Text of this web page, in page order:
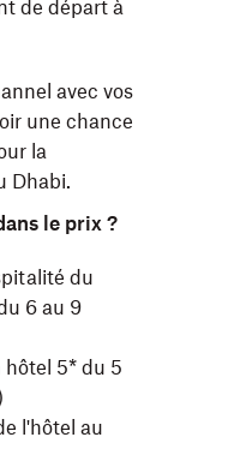
de départ à
avec vos
une chance
la
Dhabi.
le prix ?
du
6 au 9
5* du 5
l'hôtel au